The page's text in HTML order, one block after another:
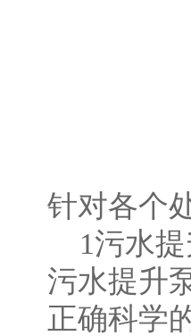
针对各个
1污水提
污水提升
正确科学